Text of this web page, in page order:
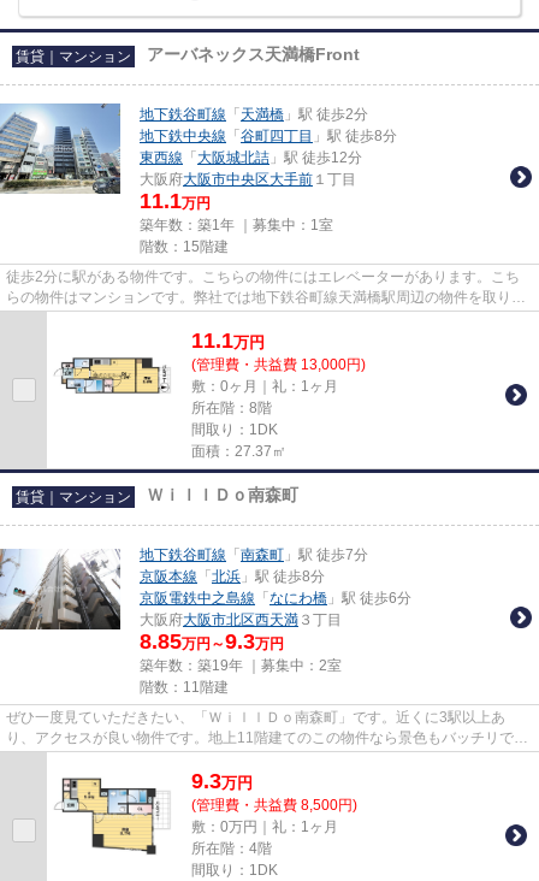
賃貸｜マンション アーバネックス天満橋Front
地下鉄谷町線 「 天満橋 」駅 徒歩2分
地下鉄中央線 「 谷町四丁目 」駅 徒歩8分
東西線 「 大阪城北詰 」駅 徒歩12分
大阪府大阪市中央区大手前 １丁目
11.1万円
築年数：築1年 ｜募集中： 1室
階数：15階建
徒歩2分に駅がある物件です。こちらの物件にはエレベーターがあります。こち
らの物件はマンションです。弊社では地下鉄谷町線天満橋駅周辺の物件を取り扱
11.1万円
(管理費・共益費 13,000円)
敷：0ヶ月｜礼：1ヶ月
所在階：8階
間取り：1DK
面積：27.37㎡
賃貸｜マンション ＷｉｌｌＤｏ南森町
地下鉄谷町線 「 南森町 」駅 徒歩7分
京阪本線 「 北浜 」駅 徒歩8分
京阪電鉄中之島線 「 なにわ橋 」駅 徒歩6分
大阪府大阪市北区西天満 ３丁目
8.85万円～9.3万円
築年数：築19年 ｜募集中： 2室
階数：11階建
ぜひ一度見ていただきたい、「ＷｉｌｌＤｏ南森町」です。近くに3駅以上あ
り、アクセスが良い物件です。地上11階建てのこの物件なら景色もバッチリで
9.3万円
(管理費・共益費 8,500円)
敷：0万円｜礼：1ヶ月
所在階：4階
間取り：1DK